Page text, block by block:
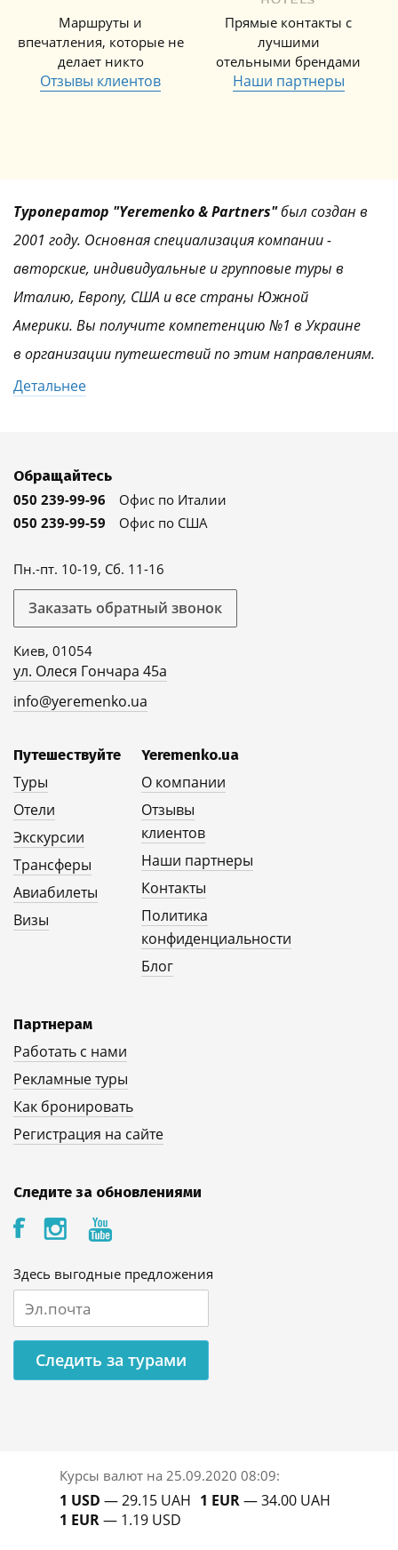
Маршруты и
впечатления, которые не
делает никто
Отзывы клиентов
Прямые контакты с
лучшими
отельными брендами
Наши партнеры
Туроператор "Yeremenko & Partners"был создан в
2001 году. Основная специализация компании -
авторские, индивидуальные и групповые туры в
Италию, Европу, США и все страны Южной
Америки. Вы получите компетенцию №1 в Украине
в организации путешествий по этим направлениям.
Детальнее
Обращайтесь
050 239-99-96
Офис по Италии
050 239-99-59
Офис по США
Пн.-пт. 10-19, Сб. 11-16
Заказать обратный звонок
Киев, 01054
ул. Олеся Гончара 45а
info@yeremenko.ua
Путешествуйте
Туры
Отели
Экскурсии
Трансферы
Авиабилеты
Визы
Yeremenko.ua
О компании
Отзывы
клиентов
Наши партнеры
Контакты
Политика
конфиденциальности
Блог
Партнерам
Работать с нами
Рекламные туры
Как бронировать
Регистрация на сайте
Следите за обновлениями
Здесь выгодные предложения
Следить за турами
Курсы валют на 25.09.2020 08:09:
1 USD — 29.15 UAH
1 EUR— 1.19 USD
1 EUR— 34.00 UAH